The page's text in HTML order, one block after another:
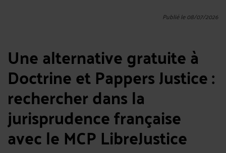
Publié le 08/07/2026
Une alternative gratuite à
Doctrine et Pappers Justice :
rechercher dans la
jurisprudence française
avec le MCP LibreJustice